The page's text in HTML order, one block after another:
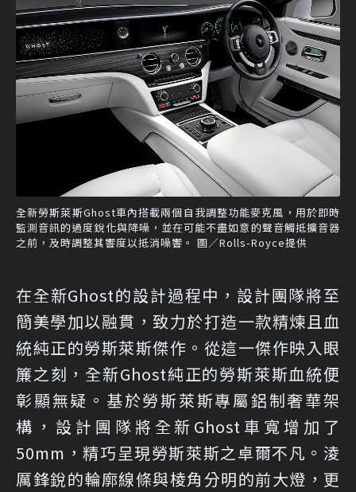
全新勞斯萊斯Ghost車內搭載兩個自我調整功能麥克風，用於即時
監測音訊的過度銳化與降噪，並在可能不盡如意的聲音觸抵擴音器
之前，及時調整其響度以抵消噪響。 圖／Rolls-Royce提供
在全新Ghost的設計過程中，設計團隊將至
簡美學加以融貫，致力於打造一款精煉且血
統純正的勞斯萊斯傑作。從這一傑作映入眼
簾之刻，全新Ghost純正的勞斯萊斯血統便
彰顯無疑。基於勞斯萊斯專屬鋁制奢華架
構，設計團隊將全新Ghost車寬增加了
50mm，精巧呈現勞斯萊斯之卓爾不凡。淩
厲鋒銳的輪廓線條與棱角分明的前大燈，更